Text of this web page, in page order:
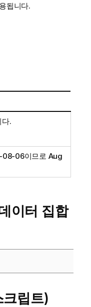
됩니다.
.
06이므로 Aug
이터 집합
립트)